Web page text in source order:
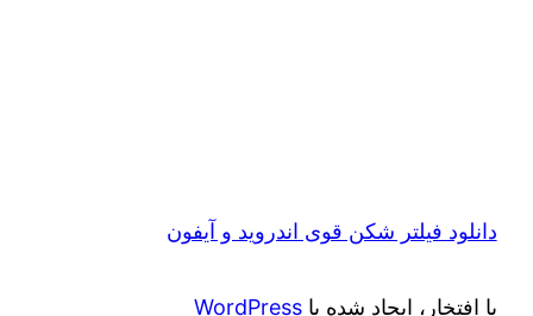
دانلود فیلتر شکن قوی اندروید و آیفون
با افتخار، ایجاد شده باWordPress